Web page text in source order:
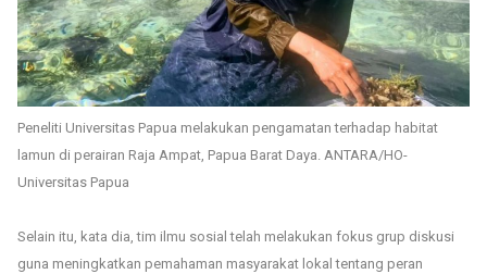
Peneliti Universitas Papua melakukan pengamatan terhadap habitat
lamun di perairan Raja Ampat, Papua Barat Daya. ANTARA/HO-
Universitas Papua
Selain itu, kata dia, tim ilmu sosial telah melakukan fokus grup diskusi
guna meningkatkan pemahaman masyarakat lokal tentang peran